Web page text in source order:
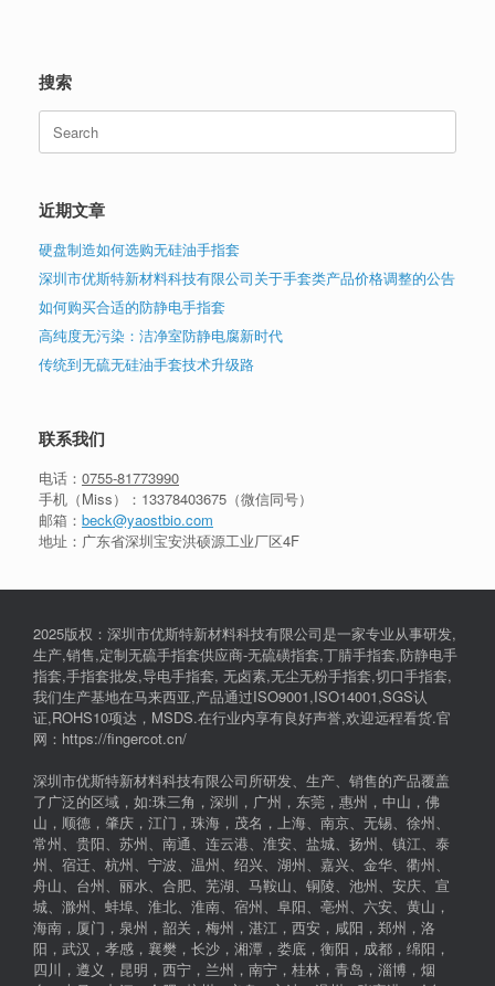
搜索
Search
for:
近期文章
硬盘制造如何选购无硅油手指套
深圳市优斯特新材料科技有限公司关于手套类产品价格调整的公告
如何购买合适的防静电手指套
高纯度无污染：洁净室防静电腐新时代
传统到无硫无硅油手套技术升级路
联系我们
电话： 0755-81773990
手机（Miss）： 13378403675 （微信同号）
邮箱： beck@yaostbio.com
地址：广东省深圳宝安洪硕源工业厂区4F
2025版权：深圳市优斯特新材料科技有限公司是一家专业从事研发,
生产,销售,定制无硫手指套供应商-无硫磺指套,丁腈手指套,防静电手
指套,手指套批发,导电手指套, 无卤素,无尘无粉手指套,切口手指套,
我们生产基地在马来西亚,产品通过ISO9001,ISO14001,SGS认
证,ROHS10项达，MSDS.在行业内享有良好声誉,欢迎远程看货.官
网：https://fingercot.cn/
深圳市优斯特新材料科技有限公司所研发、生产、销售的产品覆盖
了广泛的区域，如:珠三角，深圳，广州，东莞，惠州，中山，佛
山，顺德，肇庆，江门，珠海，茂名，上海、南京、无锡、徐州、
常州、贵阳、苏州、南通、连云港、淮安、盐城、扬州、镇江、泰
州、宿迁、杭州、宁波、温州、绍兴、湖州、嘉兴、金华、衢州、
舟山、台州、丽水、合肥、芜湖、马鞍山、铜陵、池州、安庆、宣
城、滁州、蚌埠、淮北、淮南、宿州、阜阳、亳州、六安、黄山，
海南，厦门，泉州，韶关，梅州，湛江，西安，咸阳，郑州，洛
阳，武汉，孝感，襄樊，长沙，湘潭，娄底，衡阳，成都，绵阳，
四川，遵义，昆明，西宁，兰州，南宁，桂林，青岛，淄博，烟